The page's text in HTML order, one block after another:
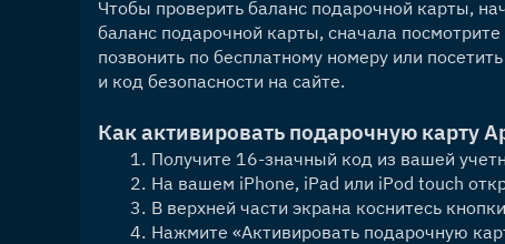
Чтобы проверить баланс подарочной карты,
баланс подарочной карты, сначала
позвонить по бесплатному номеру или
и код безопасности на сайте.
Как активировать подарочную карту
Получите 16-значный код из вашей
На вашем iPhone, iPad или iPod touch
В верхней части экрана коснитесь
Нажмите «Активировать подарочную